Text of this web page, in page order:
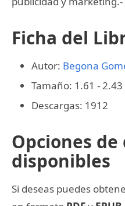
Ficha del
Autor: Begona
Tamaño: 1.61 - 2.43
Descargas: 1912
Opciones de
disponibles
Si deseas puedes